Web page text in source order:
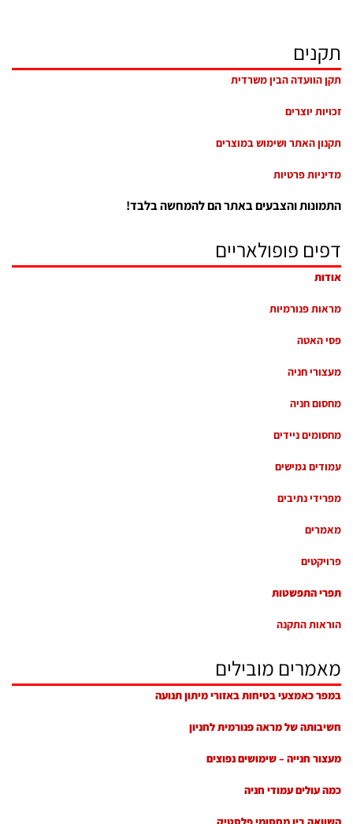
תקנים
תקן הוועדה הבין משרדית
זכויות יוצרים
תקנון האתר ושימוש במוצרים
מדיניות פרטיות
התמונות והצבעים באתר הם להמחשה בלבד!
דפים פופולאריים
אודות
מראות פנורמיות
פסי האטה
מעצורי חניה
מחסום חניה
מחסומים ניידים
עמודים גמישים
מפרידי נתיבים
מאמרים
פרויקטים
תפרי התפשטות
הוראות התקנה
מאמרים מובילים
במפר כאמצעי בטיחות באזורי מיתון תנועה
חשיבותה של מראה פנורמית לחניון
מעצור חנייה – שימושים נפוצים
כמה עולים עמודי חניה